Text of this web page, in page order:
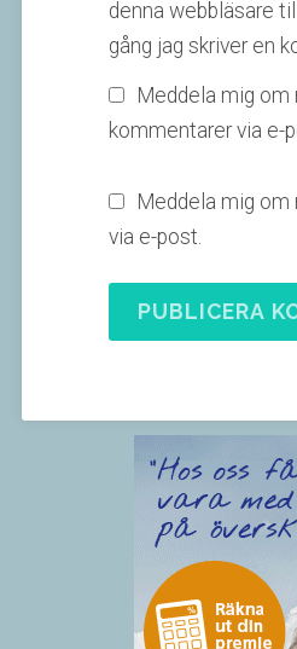
denna webbläsare
gång jag skriver en
Meddela mig om
kommentarer via e-
Meddela mig om
via e-post.